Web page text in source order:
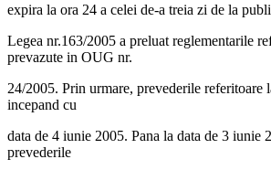
expira la ora 24 a celei de-a treia zi de la
Legea nr.163/2005 a preluat reglementarile
prevazute in OUG nr.
24/2005. Prin urmare, prevederile
incepand cu
data de 4 iunie 2005. Pana la data de 3 iunie
prevederile